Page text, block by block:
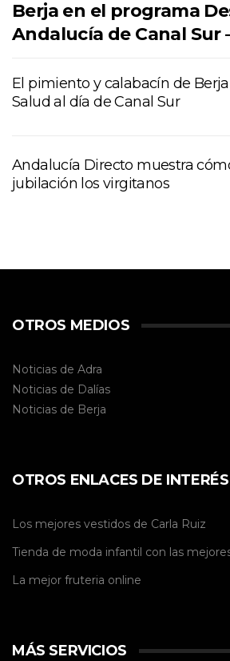
Berja en el programa
Andalucía de Canal Sur
El pimiento y calabacín de
Salud al día de Canal Sur
Andalucía Directo muestra
jubilación los virgitanos
OTROS MEDIOS
Noticias de Adra
Noticias de Dalías
Noticias de Berja
OTROS ENLACES DE INTERÉS
Los mejores vestidos de Carla Ruiz
Tienda de moda infantil con las
La mejor fruteria online
MÁS SERVICIOS